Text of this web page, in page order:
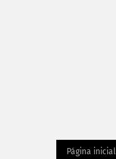
Página inicial